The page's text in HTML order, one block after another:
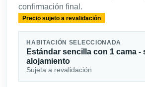
confirmación final.
Precio sujeto a revalidación
HABITACIÓN SELECCIONADA
Estándar sencilla con 1 cama -
alojamiento
Sujeta a revalidación